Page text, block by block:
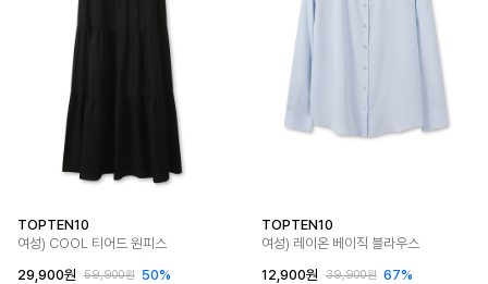
TOPTEN10
여성) COOL 티어드 원피스
29,900원
59,900원 50%
TOPTEN10
여성) 레이온 베이직 블라우스
12,900원
39,900원 67%